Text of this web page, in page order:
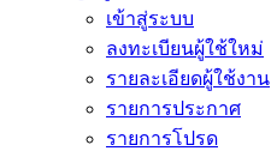
เข้าสู่ระบบ
ลงทะเบียนผู้ใช้ใหม่
รายละเอียดผู้ใช้งาน
รายการประกาศ
รายการโปรด